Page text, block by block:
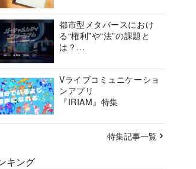
都市型メタバースにおけ
る“権利”や“法”の課題と
は？
ーシアムの挑戦に迫る
Vライブコミュニケーショ
ンアプリ
『IRIAM』特集
特集記事一覧
キング